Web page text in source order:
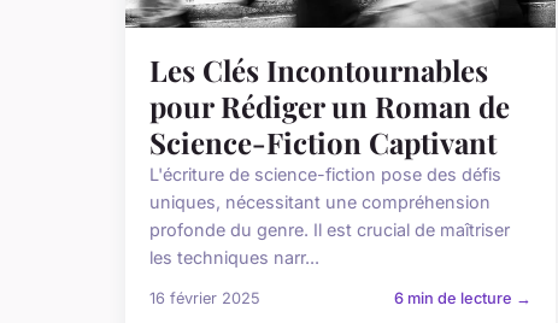
Les Clés Incontournables
pour Rédiger un Roman de
Science-Fiction Captivant
L'écriture de science-fiction pose des défis
uniques, nécessitant une compréhension
profonde du genre. Il est crucial de maîtriser
les techniques narr...
16 février 2025 6 min de lecture →